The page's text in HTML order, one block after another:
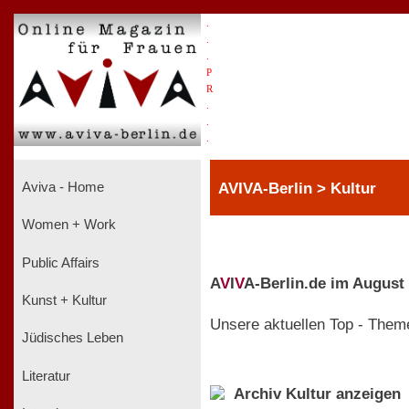
P
R
Aviva - Home
Women + Work
Public Affairs
Kunst + Kultur
Jüdisches Leben
Literatur
AVIVA-Berlin > Kultur
AVIVA-Berlin.de im August
Unsere aktuellen Top -
Archiv Kultur anzeigen